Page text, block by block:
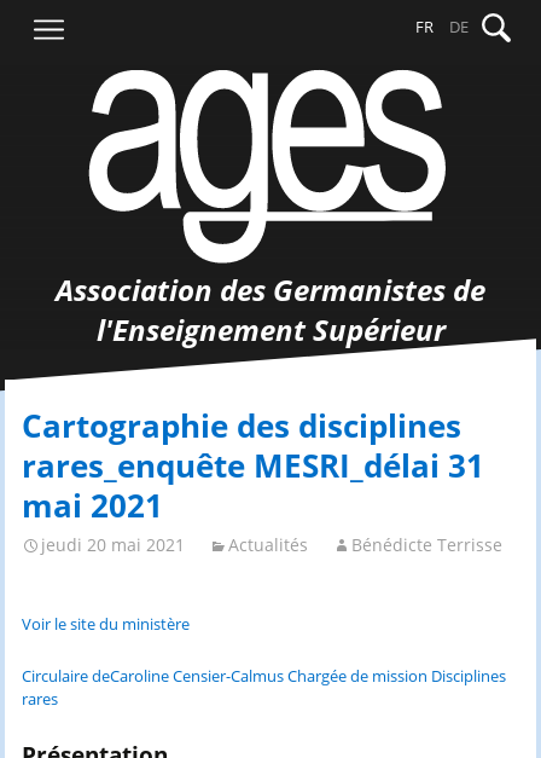
contenu
FR DE
Association des Germanistes de
l'Enseignement Supérieur
Cartographie des disciplines
rares_enquête MESRI_délai 31
mai 2021
jeudi 20 mai 2021 Actualités Bénédicte Terrisse
Voir le site du ministère
Circulaire deCaroline Censier-Calmus Chargée de mission Disciplines
rares